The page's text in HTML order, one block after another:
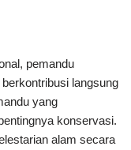
pemandu
langsung
yang
konservasi.
alam secara